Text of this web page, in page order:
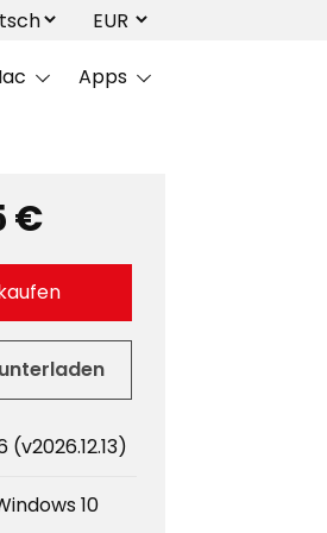
Apps
€
(v2026.12.13)
10